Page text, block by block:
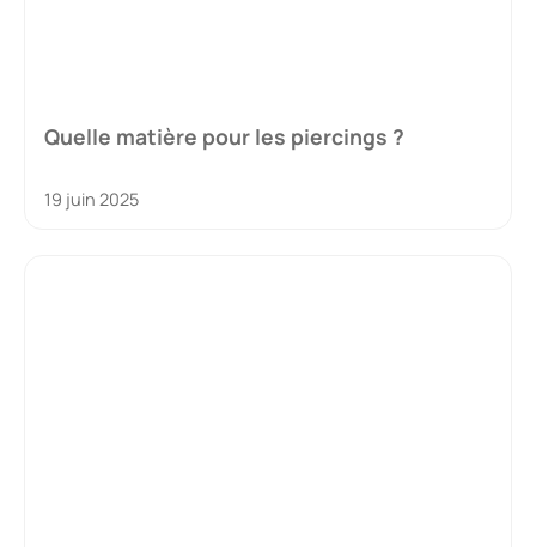
Quelle matière pour les piercings ?
19 juin 2025